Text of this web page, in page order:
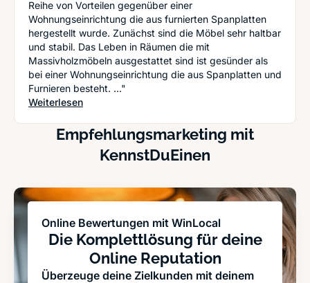
Reihe von Vorteilen gegenüber einer
Wohnungseinrichtung die aus furnierten Spanplatten
hergestellt wurde. Zunächst sind die Möbel sehr haltbar
und stabil. Das Leben in Räumen die mit
Massivholzmöbeln ausgestattet sind ist gesünder als
bei einer Wohnungseinrichtung die aus Spanplatten und
Furnieren besteht. ..."
Weiterlesen: Qualität am Stück: Warum Massivholzmöbel
Empfehlungsmarketing mit
KennstDuEinen
Online Bewertungen mit WinLocal
Die Komplettlösung für deine
Online Reputation
Überzeuge deine Zielkunden mit deinem